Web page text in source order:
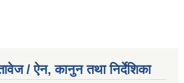
/ ऐन, कानुन तथा निर्देशिका